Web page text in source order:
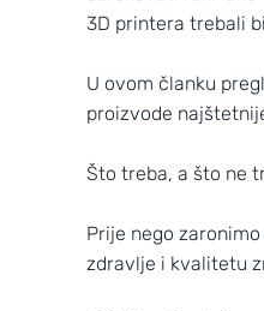
3D printera trebali
U ovom članku
proizvode
Što treba, a što ne
Prije nego
zdravlje i kvalitetu